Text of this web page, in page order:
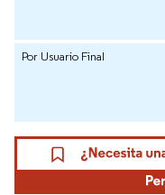
Por Usuario Final